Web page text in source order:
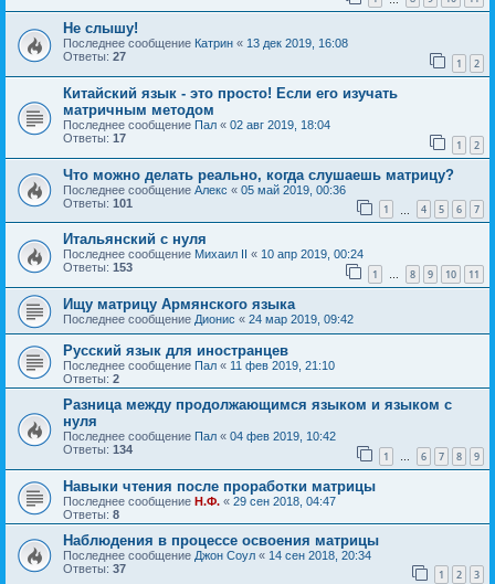
Не слышу!
Последнее сообщение Катрин « 13 дек 2019, 16:08
Ответы: 27 1 2
Китайский язык - это просто! Если его изучать
матричным методом
Последнее сообщение Пал « 02 авг 2019, 18:04
Ответы: 17 1 2
Что можно делать реально, когда слушаешь матрицу?
Последнее сообщение Алекс « 05 май 2019, 00:36
Ответы: 101 1 4 5 6 7
Итальянский с нуля
Последнее сообщение Михаил II « 10 апр 2019, 00:24
Ответы: 153 1 … 8 9 10 11
Ищу матрицу Армянского языка
Последнее сообщение Дионис « 24 мар 2019, 09:42
Русский язык для иностранцев
Последнее сообщение Пал « 11 фев 2019, 21:10
Ответы: 2
Разница между продолжающимся языком и языком с
нуля
Последнее сообщение Пал « 04 фев 2019, 10:42
Ответы: 134 1 … 6 7 8 9
Навыки чтения после проработки матрицы
Последнее сообщение Н.Ф. « 29 сен 2018, 04:47
Ответы: 8
Наблюдения в процессе освоения матрицы
Последнее сообщение Джон Соул « 14 сен 2018, 20:34
Ответы: 37 1 2 3